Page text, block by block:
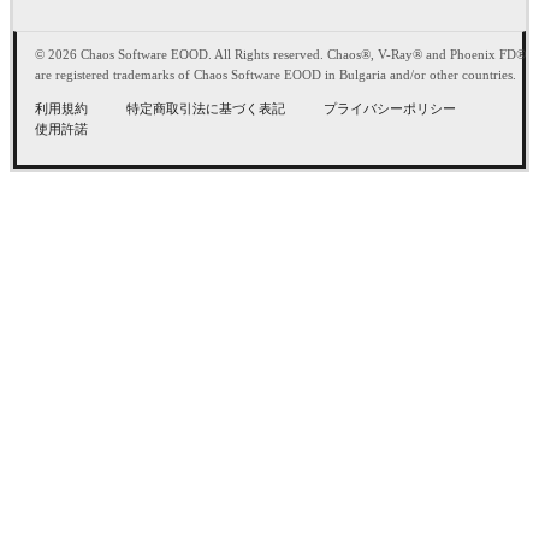
© 2026 Chaos Software EOOD. All Rights reserved. Chaos®, V-Ray® and Phoenix FD®
are registered trademarks of Chaos Software EOOD in Bulgaria and/or other countries.
利用規約 特定商取引法に基づく表記
プライバシーポリシー
使用許諾